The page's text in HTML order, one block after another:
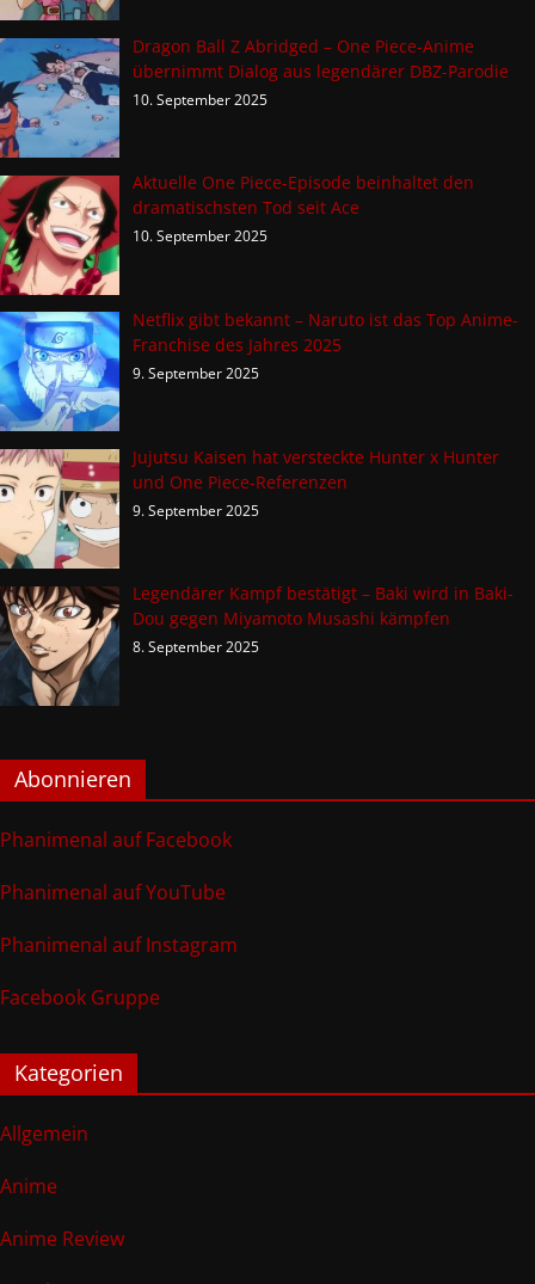
Dragon Ball Z Abridged – One Piece-Anime
übernimmt Dialog aus legendärer DBZ-Parodie
10. September 2025
Aktuelle One Piece-Episode beinhaltet den
dramatischsten Tod seit Ace
10. September 2025
Netflix gibt bekannt – Naruto ist das Top Anime-
Franchise des Jahres 2025
9. September 2025
Jujutsu Kaisen hat versteckte Hunter x Hunter
und One Piece-Referenzen
9. September 2025
Legendärer Kampf bestätigt – Baki wird in Baki-
Dou gegen Miyamoto Musashi kämpfen
8. September 2025
Abonnieren
Phanimenal auf Facebook
Phanimenal auf YouTube
Phanimenal auf Instagram
Facebook Gruppe
Kategorien
Allgemein
Anime
Anime Review